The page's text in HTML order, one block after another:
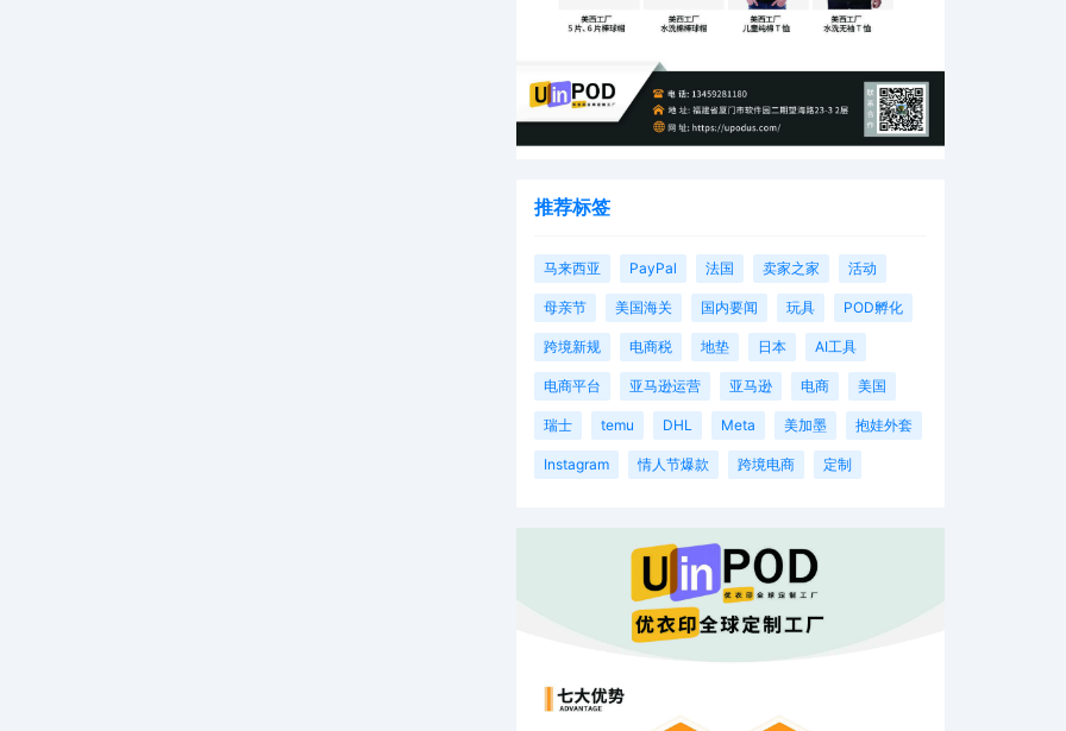
推荐标签
马来西亚 PayPal 法国 卖家之家 活动
母亲节 美国海关 国内要闻 玩具 POD孵化
跨境新规 电商税 地垫 日本 AI工具
电商平台 亚马逊运营 亚马逊 电商 美国
瑞士 temu DHL Meta 美加墨 抱娃外套
Instagram 情人节爆款 跨境电商 定制